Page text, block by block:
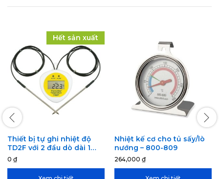
Hết sản xuất
Thiết bị tự ghi nhiệt độ
TD2F với 2 đầu dò dài 1
mét – 296-111
0 ₫
Nhiệt kế cơ cho tủ sấy/lò
nướng – 800-809
264,000 ₫